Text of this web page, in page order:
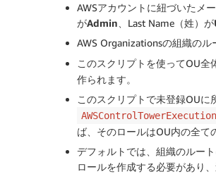
AWSアカウントに紐づいたメ
がAdmin 、Last Name（姓）が
AWS Organizationsの組織のル
このスクリプトを使ってOU全
作られます。
このスクリプトで未登録OU
AWSControlTowerExecution
ば、そのロールはOU内の全て
デフォルトでは、組織のルー
ロールを作成する必要があり